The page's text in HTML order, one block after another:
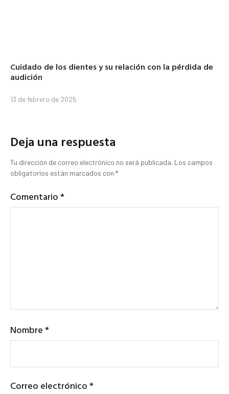
Cuidado de los dientes y su relación con la pérdida de
audición
13 de febrero de 2025
Deja una respuesta
Tu dirección de correo electrónico no será publicada. Los campos
obligatorios están marcados con *
Comentario*
Nombre*
Correo electrónico*